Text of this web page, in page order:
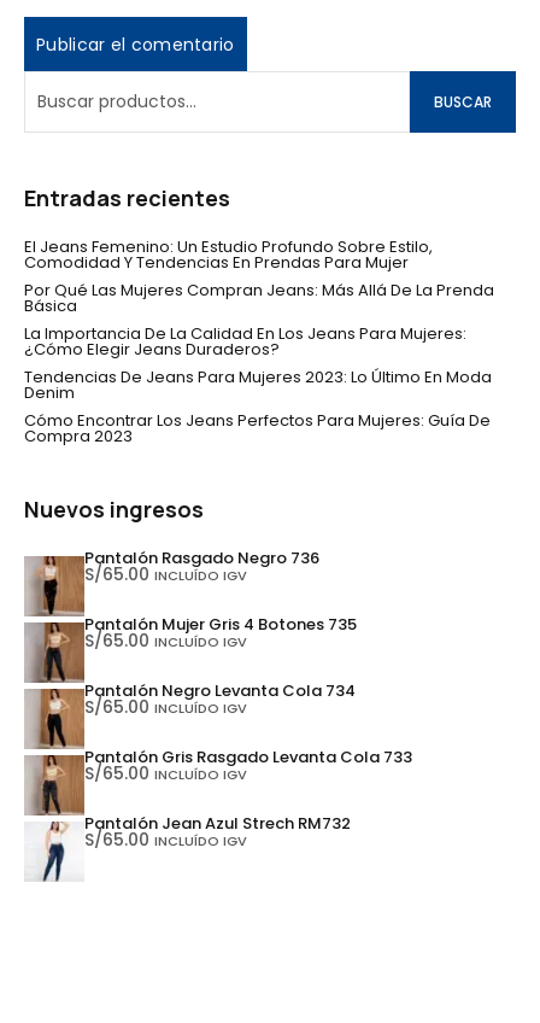
BUSCAR
Entradas recientes
El Jeans Femenino: Un Estudio Profundo Sobre Estilo,
Comodidad Y Tendencias En Prendas Para Mujer
Por Qué Las Mujeres Compran Jeans: Más Allá De La Prenda
Básica
La Importancia De La Calidad En Los Jeans Para Mujeres:
¿Cómo Elegir Jeans Duraderos?
Tendencias De Jeans Para Mujeres 2023: Lo Último En Moda
Denim
Cómo Encontrar Los Jeans Perfectos Para Mujeres: Guía De
Compra 2023
Nuevos ingresos
Pantalón Rasgado Negro 736
S/65.00 INCLUÍDO IGV
Pantalón Mujer Gris 4 Botones 735
S/65.00 INCLUÍDO IGV
Pantalón Negro Levanta Cola 734
S/65.00 INCLUÍDO IGV
Pantalón Gris Rasgado Levanta Cola 733
S/65.00 INCLUÍDO IGV
Pantalón Jean Azul Strech RM732
S/65.00 INCLUÍDO IGV